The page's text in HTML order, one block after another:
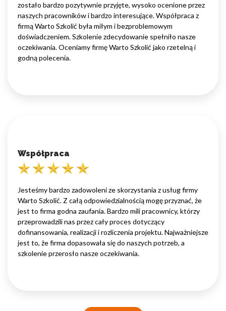
zostało bardzo pozytywnie przyjęte, wysoko ocenione przez
naszych pracowników i bardzo interesujące. Współpraca z
firmą Warto Szkolić była miłym i bezproblemowym
doświadczeniem. Szkolenie zdecydowanie spełniło nasze
oczekiwania. Oceniamy firmę Warto Szkolić jako rzetelną i
godną polecenia.
Współpraca
Jesteśmy bardzo zadowoleni ze skorzystania z usług firmy
Warto Szkolić. Z całą odpowiedzialnością mogę przyznać, że
jest to firma godna zaufania. Bardzo mili pracownicy, którzy
przeprowadzili nas przez cały proces dotyczący
dofinansowania, realizacji i rozliczenia projektu. Najważniejsze
jest to, że firma dopasowała się do naszych potrzeb, a
szkolenie przerosło nasze oczekiwania.